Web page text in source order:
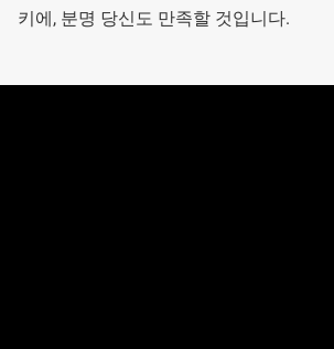
키에, 분명 당신도 만족할 것입니다.